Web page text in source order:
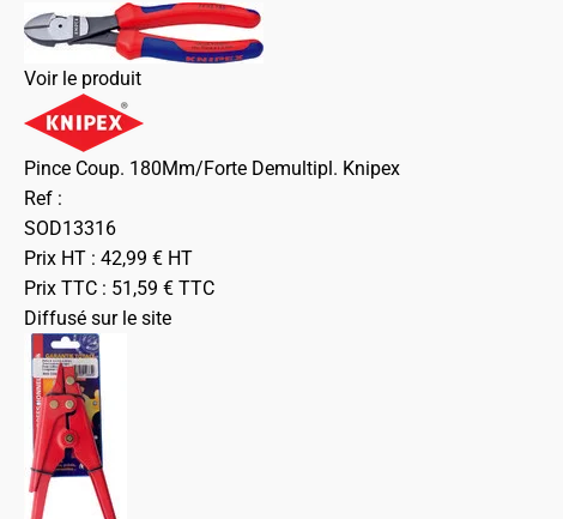
Voir le produit
Pince Coup. 180Mm/Forte Demultipl. Knipex
Ref :
SOD13316
Prix HT : 42,99 € HT
Prix TTC : 51,59 € TTC
Diffusé sur le site